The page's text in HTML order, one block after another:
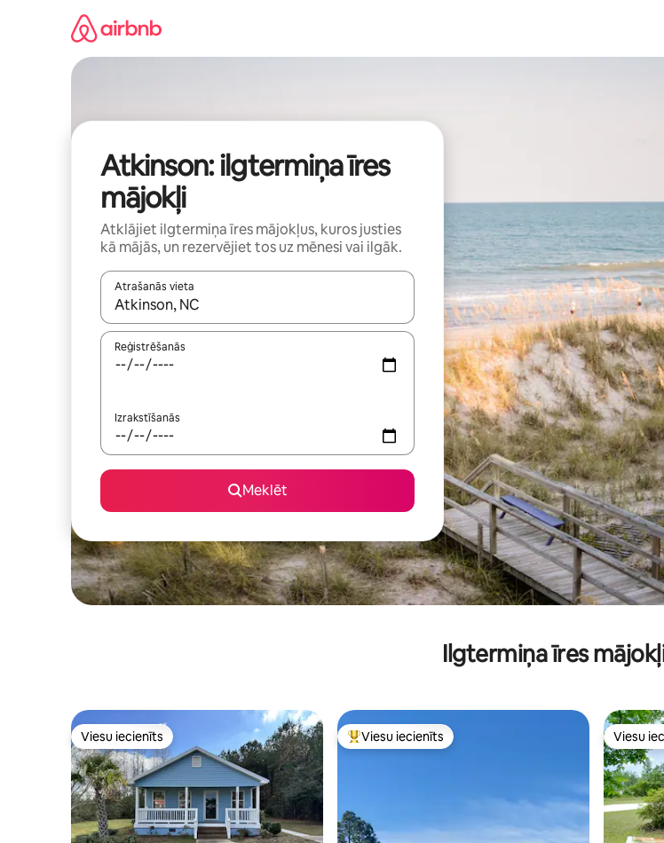
Atkinson: ilgtermiņa īres
mājokļi
Atklājiet ilgtermiņa īres mājokļus, kuros justies
kā mājās, un rezervējiet tos uz mēnesi vai ilgāk.
Atrašanās vieta
Kad rezultāti kļūs pieejami, izmantojiet bultiņu uz augšu un uz leju vai izpētiet tos, pieskaroties
Reģistrēšanās
Izrakstīšanās
Meklēt
Ilgtermiņa īres
Viesu iecienīts
Viesu iecienīts Populārs viesu iecienīts mājoklis
Viesu iecienīts Viesu
Viesu